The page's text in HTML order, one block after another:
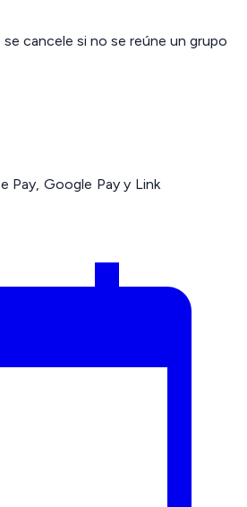
cancele si no se reúne un grupo
Pay, Google Pay y Link